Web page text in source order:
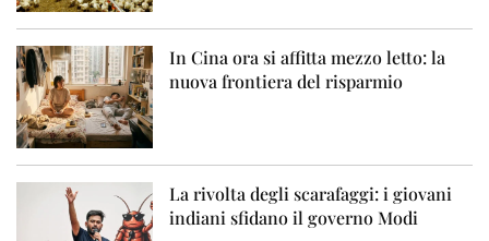
In Cina ora si affitta mezzo letto: la
nuova frontiera del risparmio
La rivolta degli scarafaggi: i giovani
indiani sfidano il governo Modi